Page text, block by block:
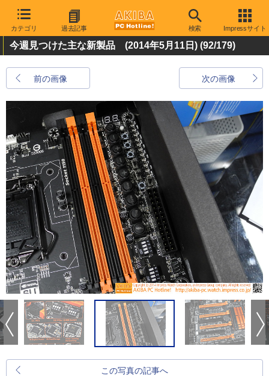
カテゴリ 過去記事 検索 Impressサイト
今週見つけた主な新製品 (2014年5月11日) (92/179)
前の画像 次の画像
この写真の記事へ